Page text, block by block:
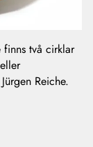
två cirklar
Reiche.